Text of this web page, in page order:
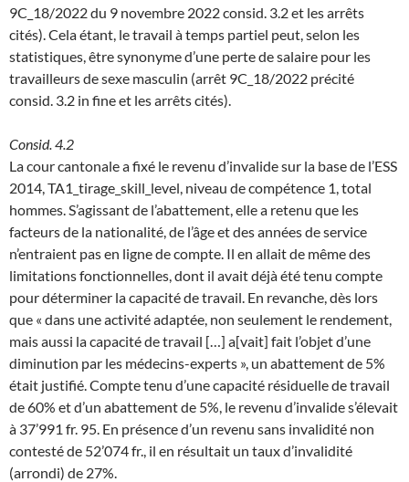
9C_18/2022 du 9 novembre 2022 consid. 3.2 et les arrêts
cités). Cela étant, le travail à temps partiel peut, selon les
statistiques, être synonyme d’une perte de salaire pour les
travailleurs de sexe masculin (arrêt 9C_18/2022 précité
consid. 3.2 in fine et les arrêts cités).
Consid. 4.2
La cour cantonale a fixé le revenu d’invalide sur la base de l’ESS
2014, TA1_tirage_skill_level, niveau de compétence 1, total
hommes. S’agissant de l’abattement, elle a retenu que les
facteurs de la nationalité, de l’âge et des années de service
n’entraient pas en ligne de compte. Il en allait de même des
limitations fonctionnelles, dont il avait déjà été tenu compte
pour déterminer la capacité de travail. En revanche, dès lors
que « dans une activité adaptée, non seulement le rendement,
mais aussi la capacité de travail […] a[vait] fait l’objet d’une
diminution par les médecins-experts », un abattement de 5%
était justifié. Compte tenu d’une capacité résiduelle de travail
de 60% et d’un abattement de 5%, le revenu d’invalide s’élevait
à 37’991 fr. 95. En présence d’un revenu sans invalidité non
contesté de 52’074 fr., il en résultait un taux d’invalidité
(arrondi) de 27%.